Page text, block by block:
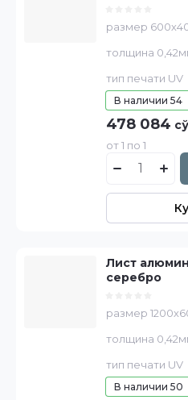
размер
толщина
тип печати UV
В наличии 54
478 084
от 1 по 1
Лист
серебро
размер
толщина
тип печати UV
В наличии 50